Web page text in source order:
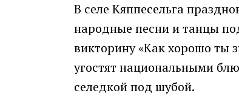
В селе Кяппесельга
народные песни и танцы
викторину «Как хорошо ты
угостят национальными
селедкой под шубой.